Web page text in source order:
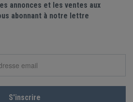
annonces et les ventes aux
abonnant à notre lettre